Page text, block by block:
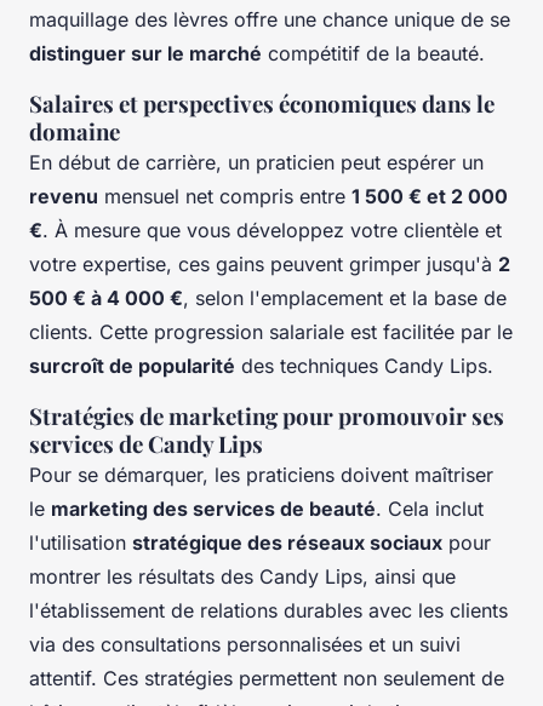
maquillage des lèvres offre une chance unique de se
distinguer sur le marché compétitif de la beauté.
Salaires et perspectives économiques dans le
domaine
En début de carrière, un praticien peut espérer un
revenu mensuel net compris entre 1 500 € et 2 000
€. À mesure que vous développez votre clientèle et
votre expertise, ces gains peuvent grimper jusqu'à 2
500 € à 4 000 €, selon l'emplacement et la base de
clients. Cette progression salariale est facilitée par le
surcroît de popularité des techniques Candy Lips.
Stratégies de marketing pour promouvoir ses
services de Candy Lips
Pour se démarquer, les praticiens doivent maîtriser
le marketing des services de beauté. Cela inclut
l'utilisation stratégique des réseaux sociaux pour
montrer les résultats des Candy Lips, ainsi que
l'établissement de relations durables avec les clients
via des consultations personnalisées et un suivi
attentif. Ces stratégies permettent non seulement de